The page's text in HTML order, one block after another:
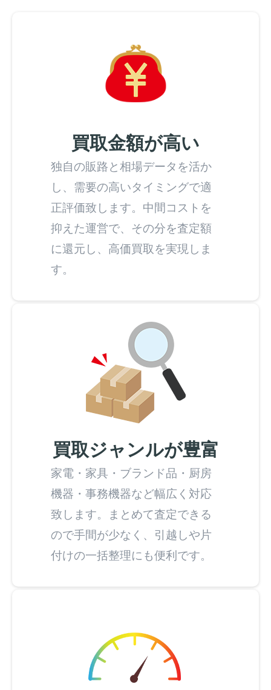
買取金額が高い
独自の販路と相場データを活か
し、需要の高いタイミングで適
正評価致します。中間コストを
抑えた運営で、その分を査定額
に還元し、高価買取を実現しま
す。
買取ジャンルが豊富
家電・家具・ブランド品・厨房
機器・事務機器など幅広く対応
致します。まとめて査定できる
ので手間が少なく、引越しや片
付けの一括整理にも便利です。